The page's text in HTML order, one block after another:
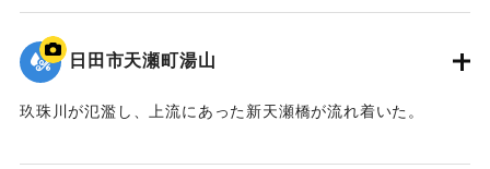
2020/7/6｜固有コード:01215080
日田市天瀬町湯山
玖珠川が氾濫し、上流にあった新天瀬橋が流れ着いた。
2020/7/6｜固有コード:01215079